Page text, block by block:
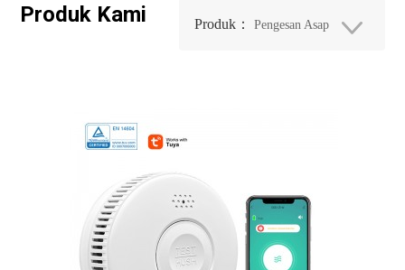
Produk Kami Produk： Pengesan Asap